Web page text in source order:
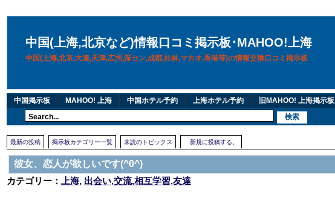
中国(上海,北京など)情報口コミ掲示板･MAHOO!上海
中国(上海,北京,大連,天津,広州,深セン,成都,桂林,マカオ,香港等)の情報交換口コミ掲示板
中国掲示板 MAHOO! 上海 中国ホテル予約 上海ホテル予約 旧MAHOO! 上海掲示板
最新の投稿 掲示板カテゴリー一覧 未読のトピックス 新規に投稿する。
彼女、恋人が欲しいです(^0^)
カテゴリー：
上海, 出会い,交流,相互学習,友達